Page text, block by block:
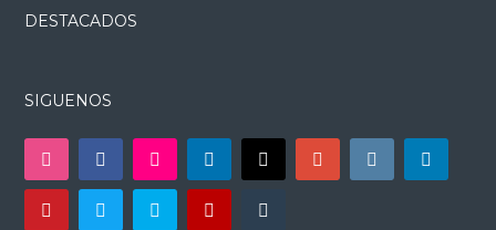
DESTACADOS
SIGUENOS